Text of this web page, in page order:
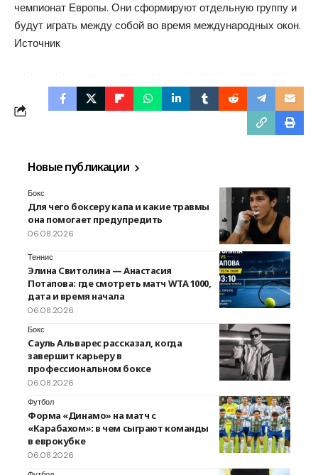
чемпионат Европы. Они сформируют отдельную группу и
будут играть между собой во время международных окон.
Источник
Новые публикации
Бокс
Для чего боксеру капа и какие травмы
она помогает предупредить
06.08.2026
Теннис
Элина Свитолина — Анастасия
Потапова: где смотреть матч WTA 1000,
дата и время начала
06.08.2026
Бокс
Сауль Альварес рассказал, когда
завершит карьеру в
профессиональном боксе
06.08.2026
Футбол
Форма «Динамо» на матч с
«Карабахом»: в чем сыграют команды
в еврокубке
06.08.2026